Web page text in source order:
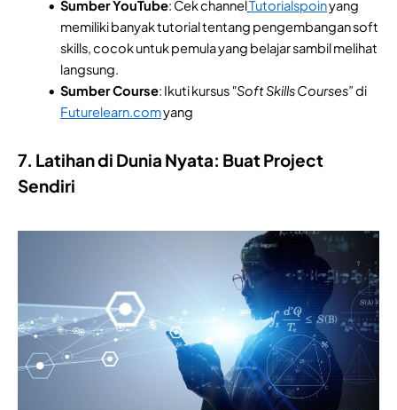
Sumber YouTube: Cek channelTutorialspoinyang
memiliki banyak tutorial tentang pengembangan soft
skills, cocok untuk pemula yang belajar sambil melihat
langsung.
Sumber Course: Ikuti kursus "Soft Skills Courses”di
Futurelearn.comyang
7. Latihan di Dunia Nyata: Buat Project
Sendiri